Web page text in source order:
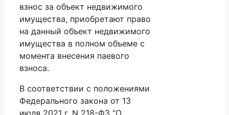
взнос за объект недвижимого
имущества, приобретают право
на данный объект недвижимого
имущества в полном объеме с
момента внесения паевого
взноса.
В соответствии с положениями
Федерального закона от 13
июля 2021 г. N 218-ФЗ “О